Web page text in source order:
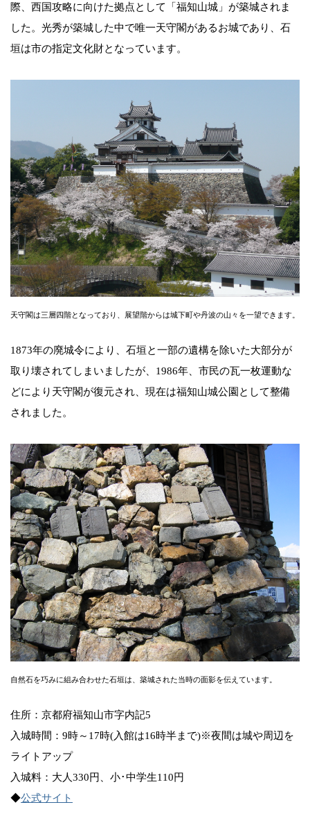
際、西国攻略に向けた拠点として「福知山城」が築城されま
した。光秀が築城した中で唯一天守閣があるお城であり、石
垣は市の指定文化財となっています。
天守閣は三層四階となっており、展望階からは城下町や丹波の山々を一望できます。
1873年の廃城令により、石垣と一部の遺構を除いた大部分が
取り壊されてしまいましたが、1986年、市民の瓦一枚運動な
どにより天守閣が復元され、現在は福知山城公園として整備
されました。
自然石を巧みに組み合わせた石垣は、築城された当時の面影を伝えています。
住所：京都府福知山市字内記5
入城時間：9時～17時(入館は16時半まで)※夜間は城や周辺を
ライトアップ
入城料：大人330円、小･中学生110円
◆公式サイト